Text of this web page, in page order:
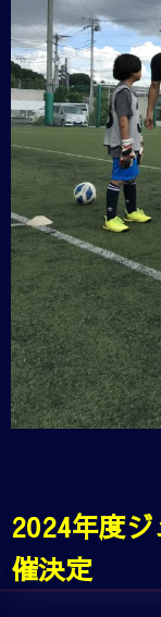
2024年度
催決定